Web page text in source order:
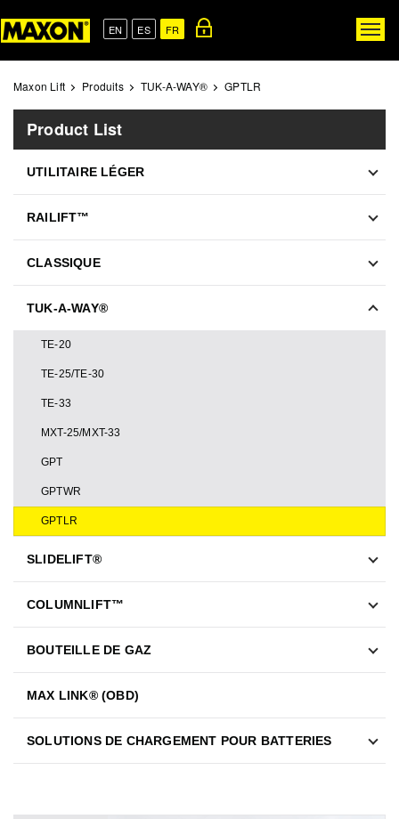
to
EN ES FR
Maxon Lift Produits TUK-A-WAY® GPTLR
Product List
UTILITAIRE LÉGER
RAILIFT™
CLASSIQUE
TUK-A-WAY®
TE-20
TE-25/TE-30
TE-33
MXT-25/MXT-33
GPT
GPTWR
GPTLR
SLIDELIFT®
COLUMNLIFT™
BOUTEILLE DE GAZ
MAX LINK® (OBD)
SOLUTIONS DE CHARGEMENT POUR BATTERIES